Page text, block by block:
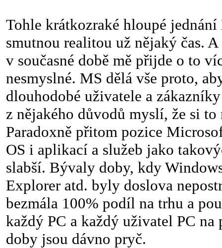
Tohle krátkozraké hloupé
smutnou realitou už nějaký čas. A
v současné době mě přijde o to
nesmyslné. MS dělá vše proto,
dlouhodobé uživatele a
z nějakého důvodů myslí, že si
Paradoxně přitom pozice
OS i aplikací a služeb jako
slabší. Bývaly doby, kdy
Explorer atd. byly doslova
bezmála 100% podíl na trhu a
každý PC a každý uživatel PC na
doby jsou dávno pryč.